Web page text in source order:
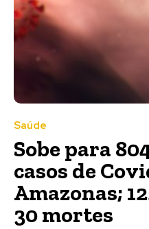
Saúde
Sobe para
casos de
Amazonas;
30 mortes